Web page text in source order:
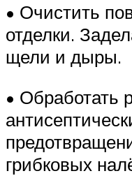
• Очистить
отделки.
щели и дыры.
• Обработать
грибковых